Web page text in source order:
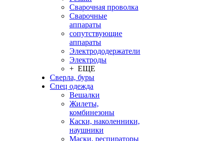
Сварочная проволка
Сварочные
аппараты
сопутствующие
аппараты
Электрододержатели
Электроды
+ ЕЩЕ
Сверла, буры
Спец одежда
Вешалки
Жилеты,
комбинезоны
Каски, наколенники,
наушники
Маски, респираторы